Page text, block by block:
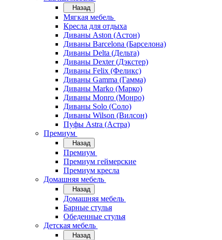
Назад
Мягкая мебель
Кресла для отдыха
Диваны Aston (Астон)
Диваны Barcelona (Барселона)
Диваны Delta (Дельта)
Диваны Dexter (Дэкстер)
Диваны Felix (Феликс)
Диваны Gamma (Гамма)
Диваны Marko (Марко)
Диваны Monro (Монро)
Диваны Solo (Соло)
Диваны Wilson (Вилсон)
Пуфы Astra (Астра)
Премиум
Назад
Премиум
Премиум геймерские
Премиум кресла
Домашняя мебель
Назад
Домашняя мебель
Барные стулья
Обеденные стулья
Детская мебель
Назад